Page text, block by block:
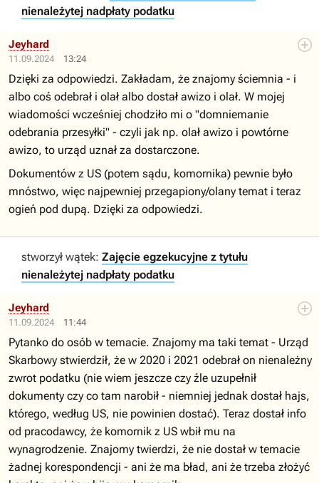
nienależytej nadpłaty podatku
11.09.2024 13:24
Jeyhard
Dzięki za odpowiedzi. Zakładam, że znajomy ściemnia - i
albo coś odebrał i olał albo dostał awizo i olał. W mojej
wiadomości wcześniej chodziło mi o "domniemanie
odebrania przesyłki" - czyli jak np. olał awizo i powtórne
awizo, to urząd uznał za dostarczone.
Dokumentów z US (potem sądu, komornika) pewnie było
mnóstwo, więc najpewniej przegapiony/olany temat i teraz
ogień pod dupą. Dzięki za odpowiedzi.
stworzył wątek: Zajęcie egzekucyjne z tytułu
nienależytej nadpłaty podatku
11.09.2024 11:44
Jeyhard
Pytanko do osób w temacie. Znajomy ma taki temat - Urząd
Skarbowy stwierdził, że w 2020 i 2021 odebrał on nienależny
zwrot podatku (nie wiem jeszcze czy źle uzupełnił
dokumenty czy co tam narobił - niemniej jednak dostał hajs,
którego, według US, nie powinien dostać). Teraz dostał info
od pracodawcy, że komornik z US wbił mu na
wynagrodzenie. Znajomy twierdzi, że nie dostał w temacie
żadnej korespondencji - ani że ma bład, ani że trzeba złożyć